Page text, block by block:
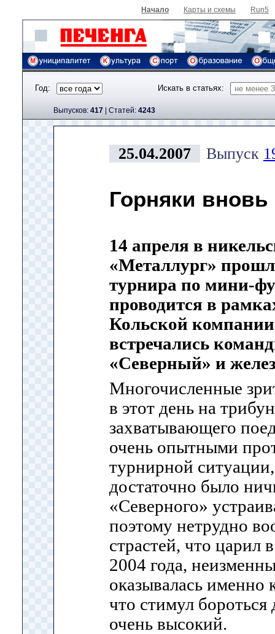
Начало Карты и схемы Run5
Год: Искать в статьях:
Выпусков: 417 | Cтатей: 4243
25.04.2007 Выпуск
Горняки
14 апреля в
«Металлург»
турнира по мини-
проводится в
Кольской
встречались
«Северный» и
Многочисленные
в этот день на
захватывающего
очень опытными
турнирной
достаточно было
«Северного»
поэтому нетрудно
страстей, что царил
2004 года,
оказывалась именно
что стимул
очень высокий.